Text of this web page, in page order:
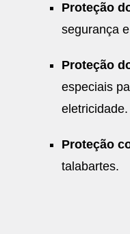
Proteção
segurança
Proteção
especiais
eletricidade.
Proteção
talabartes.